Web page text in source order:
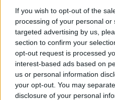
If you wish to opt-out of the
processing of your personal
targeted advertising by us,
section to confirm your
opt-out request is processed
interest-based ads based on
us or personal information
your opt-out. You may
disclosure of your personal
Hivatalos: Valentin
OSK felnőtt
A Sepsiszentgyörgyi Sepsi
oldalán jelentette be, hogy
Suciu vezetőedző.